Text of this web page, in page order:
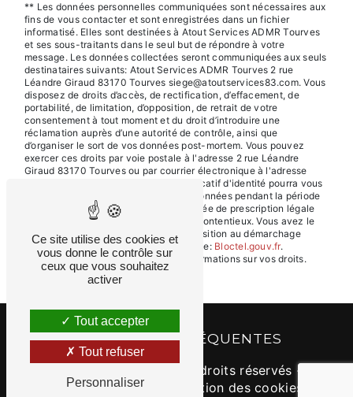
** Les données personnelles communiquées sont nécessaires aux
fins de vous contacter et sont enregistrées dans un fichier
informatisé. Elles sont destinées à Atout Services ADMR Tourves
et ses sous-traitants dans le seul but de répondre à votre
message. Les données collectées seront communiquées aux seuls
destinataires suivants: Atout Services ADMR Tourves 2 rue
Léandre Giraud 83170 Tourves siege@atoutservices83.com. Vous
disposez de droits d’accès, de rectification, d’effacement, de
portabilité, de limitation, d’opposition, de retrait de votre
consentement à tout moment et du droit d’introduire une
réclamation auprès d’une autorité de contrôle, ainsi que
d’organiser le sort de vos données post-mortem. Vous pouvez
exercer ces droits par voie postale à l'adresse 2 rue Léandre
Giraud 83170 Tourves ou par courrier électronique à l'adresse
siege@atoutservices83.com. Un justificatif d'identité pourra vous
être demandé. Nous conservons vos données pendant la période
de prise de contact puis pendant la durée de prescription légale
aux fins probatoires et de gestion des contentieux. Vous avez le
droit de vous inscrire sur la liste d'opposition au démarchage
téléphonique, disponible à cette adresse: Bloctel.gouv.fr.
Consultez le site cnil.fr pour plus d’informations sur vos droits.
RECHERCHES FRÉQUENTES
- 2026 - Tous droits réservés -
Mentions légales
Gestion des cookies
Ce site utilise des cookies et
vous donne le contrôle sur
ceux que vous souhaitez
activer
Tout accepter
Tout refuser
Personnaliser